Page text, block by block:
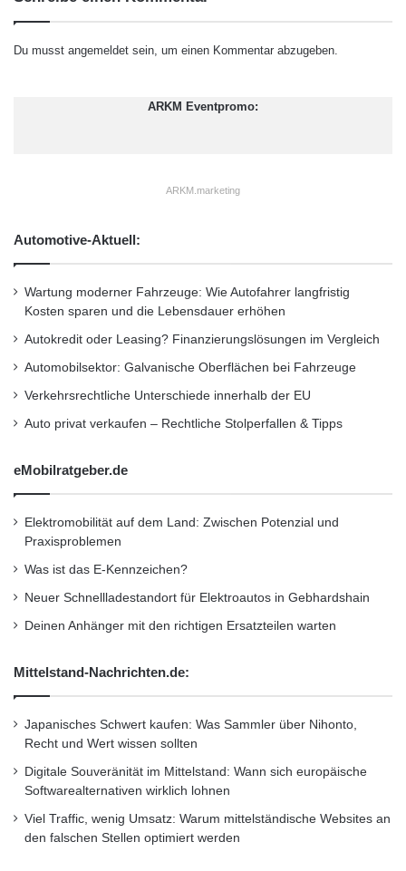
i
e
b
c
t
s
cDu musst angemeldet sein, um einen Kommentar abzugeben.
ARKM Eventpromo:
ARKM.marketing
Automotive-Aktuell:
Wartung moderner Fahrzeuge: Wie Autofahrer langfristig
Kosten sparen und die Lebensdauer erhöhen
Autokredit oder Leasing? Finanzierungslösungen im Vergleich
Automobilsektor: Galvanische Oberflächen bei Fahrzeuge
Verkehrsrechtliche Unterschiede innerhalb der EU
Auto privat verkaufen – Rechtliche Stolperfallen & Tipps
eMobilratgeber.de
Elektromobilität auf dem Land: Zwischen Potenzial und
Praxisproblemen
Was ist das E-Kennzeichen?
Neuer Schnellladestandort für Elektroautos in Gebhardshain
Deinen Anhänger mit den richtigen Ersatzteilen warten
Mittelstand-Nachrichten.de:
Japanisches Schwert kaufen: Was Sammler über Nihonto,
Recht und Wert wissen sollten
Digitale Souveränität im Mittelstand: Wann sich europäische
Softwarealternativen wirklich lohnen
Viel Traffic, wenig Umsatz: Warum mittelständische Websites an
den falschen Stellen optimiert werden